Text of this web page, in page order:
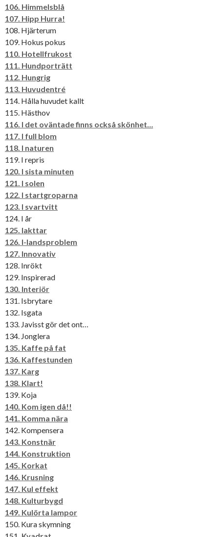
106. Himmelsblå
107. Hipp Hurra!
108. Hjärterum
109. Hokus pokus
110. Hotellfrukost
111. Hundporträtt
112. Hungrig
113. Huvudentré
114. Hålla huvudet kallt
115. Hästhov
116. I det oväntade finns också skönhet…
117. I full blom
118. I naturen
119. I repris
120. I sista minuten
121. I solen
122. I startgroparna
123. I svartvitt
124. I år
125. Iakttar
126. I-landsproblem
127. Innovativ
128. Inrökt
129. Inspirerad
130. Interiör
131. Isbrytare
132. Isgata
133. Javisst gör det ont…
134. Jonglera
135. Kaffe på fat
136. Kaffestunden
137. Karg
138. Klart!
139. Koja
140. Kom igen då!!
141. Komma nära
142. Kompensera
143. Konstnär
144. Konstruktion
145. Korkat
146. Krusning
147. Kul effekt
148. Kulturbygd
149. Kulörta lampor
150. Kura skymning